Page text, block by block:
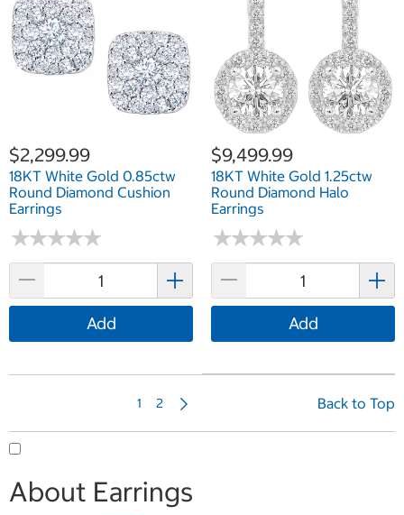
$2,299.99
18KT White Gold 0.85ctw
Round Diamond Cushion
Earrings
★★★★★
★★★★★
Add
$9,499.99
18KT White Gold 1.25ctw
Round Diamond Halo
Earrings
★★★★★
★★★★★
Add
1 2
a
Back to Top
About Earrings